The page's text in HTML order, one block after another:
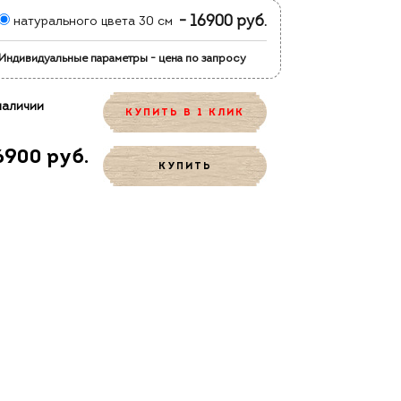
натурального цвета 30 см - 16900 руб.
параметры - цена по запросу
руб.
КУПИТЬ В 1 КЛИК
КУПИТЬ